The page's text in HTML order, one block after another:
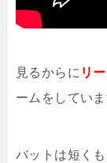
見るからに リ
ームをしていま
バットは短く